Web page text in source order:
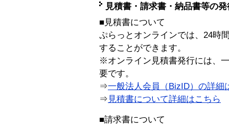
見積書・請求書・納品書等の
■見積書について
ぷらっとオンラインでは、24時
することができます。
※オンライン見積書発行には、
要です。
⇒一般法人会員（BizID）の詳細
⇒ 見積書について詳細はこちら
■請求書について